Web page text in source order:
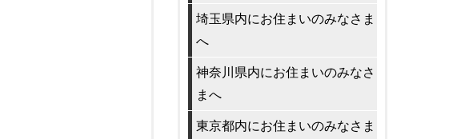
埼玉県内にお住まいのみなさま
へ
神奈川県内にお住まいのみなさ
まへ
東京都内にお住まいのみなさま